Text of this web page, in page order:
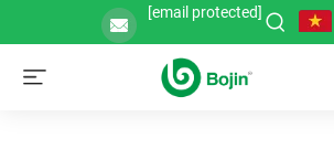
[email protected]